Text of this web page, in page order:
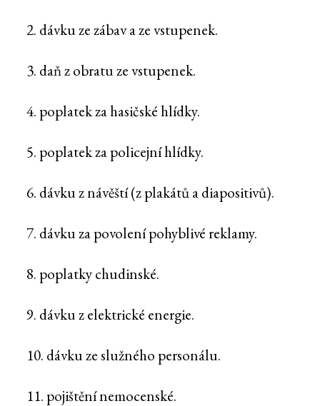
2. dávku ze zábav a ze vstupenek.
3. daň z obratu ze vstupenek.
4. poplatek za hasičské hlídky.
5. poplatek za policejní hlídky.
6. dávku z návěští (z plakátů a diapositivů).
7. dávku za povolení pohyblivé reklamy.
8. poplatky chudinské.
9. dávku z elektrické energie.
10. dávku ze služného personálu.
11. pojištění nemocenské.